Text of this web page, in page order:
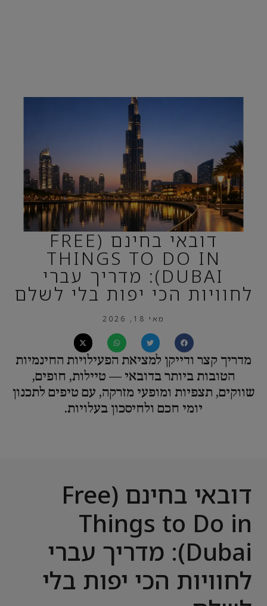
דובאי בחינם (FREE
THINGS TO DO IN
DUBAI): מדריך עברי
לחוויות הכי יפות בלי לשלם
מאי 18, 2026
מדריך קצר ודייקן למציאת הפעילויות החינמיות
הטובות ביותר בדובאי — טיילות, חופים,
שווקים, תצפיות ומופעי מזרקה, עם טיפים לתכנון
יומי חכם ולחיסכון בעלויות.
דובאי בחינם (Free
Things to Do in
Dubai): מדריך עברי
לחוויות הכי יפות בלי